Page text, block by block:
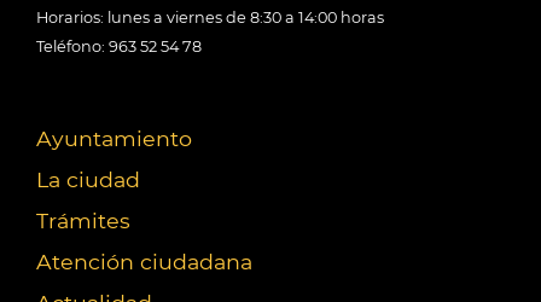
Horarios: lunes a viernes de 8:30 a 14:00 horas
Teléfono: 963 52 54 78
Ayuntamiento
La ciudad
Trámites
Atención ciudadana